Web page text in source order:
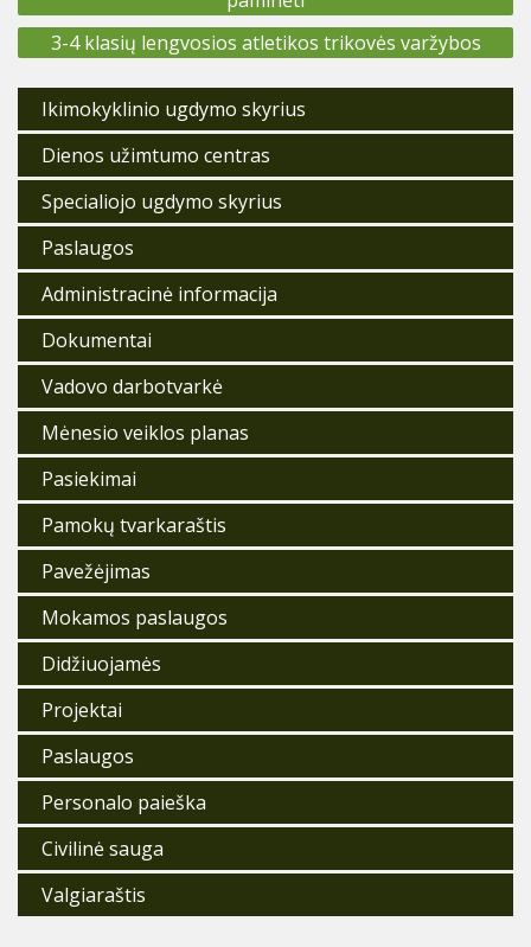
3-4 klasių lengvosios atletikos trikovės varžybos
Ikimokyklinio ugdymo skyrius
Dienos užimtumo centras
Specialiojo ugdymo skyrius
Paslaugos
Administracinė informacija
Dokumentai
Vadovo darbotvarkė
Mėnesio veiklos planas
Pasiekimai
Pamokų tvarkaraštis
Pavežėjimas
Mokamos paslaugos
Didžiuojamės
Projektai
Paslaugos
Personalo paieška
Civilinė sauga
Valgiaraštis